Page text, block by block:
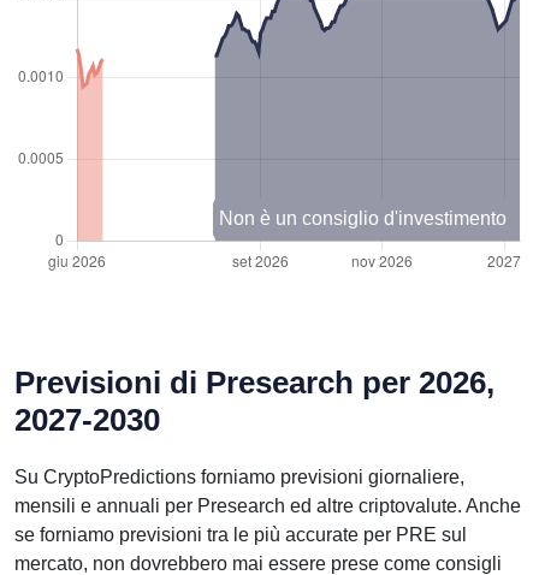
Non è un consiglio d'investimento
Previsioni di Presearch per 2026,
2027-2030
Su CryptoPredictions forniamo previsioni giornaliere,
mensili e annuali per Presearch ed altre criptovalute. Anche
se forniamo previsioni tra le più accurate per PRE sul
mercato, non dovrebbero mai essere prese come consigli